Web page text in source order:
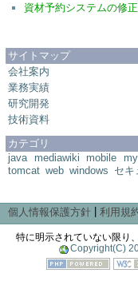
資材予約システムの修正
サイトマップ
会社案内
業務実績
研究開発
技術資料
カテゴリ
java
mediawiki mobile
tomcat web windows セキ
個人情報保護方針| 利用規
特に明示されていない限り
Copyright(C)